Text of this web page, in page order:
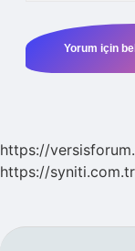
https://
https://syniti.com.tr